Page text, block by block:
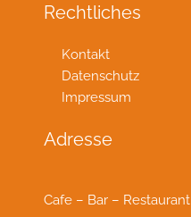
Rechtliches
Kontakt
Datenschutz
Impressum
Adresse
Cafe – Bar – Restaurant